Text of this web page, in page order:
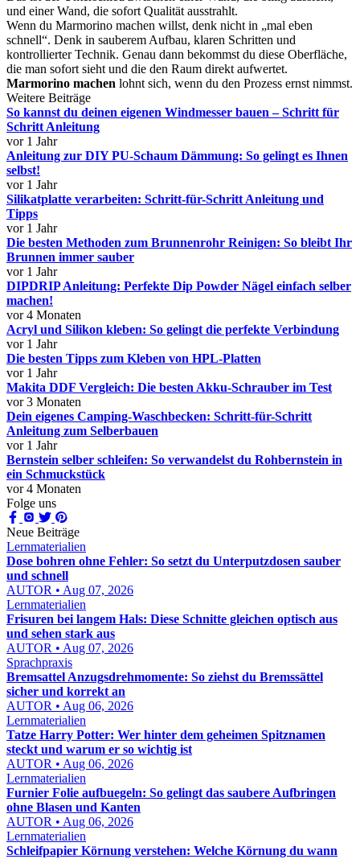
und einer Wand, die sofort Qualität ausstrahlt.
Wenn du Marmorino machen willst, denk nicht in „mal eben
schnell“. Denk in sauberem Aufbau, klaren Schritten und
kontrollierter Technik. Genau dann bekommst du diese Oberfläche,
die man sofort sieht und die den Raum direkt aufwertet.
Marmorino machen lohnt sich, wenn du den Prozess ernst nimmst.
Weitere Beiträge
So kannst du deinen eigenen Windmesser bauen – Schritt für
Schritt Anleitung
vor 1 Jahr
Anleitung zur DIY PU-Schaum Dämmung: So gelingt es Ihnen
selbst!
vor 1 Jahr
Silikatplatte verarbeiten: Schritt-für-Schritt Anleitung und
Tipps
vor 1 Jahr
Die besten Methoden zum Brunnenrohr Reinigen: So bleibt Ihr
Brunnen immer sauber
vor 1 Jahr
DIPDRIP Anleitung: Perfekte Dip Powder Nägel einfach selber
machen!
vor 4 Monaten
Acryl und Silikon kleben: So gelingt die perfekte Verbindung
vor 1 Jahr
Die besten Tipps zum Kleben von HPL-Platten
vor 1 Jahr
Makita DDF Vergleich: Die besten Akku-Schrauber im Test
vor 3 Monaten
Dein eigenes Camping-Waschbecken: Schritt-für-Schritt
Anleitung zum Selberbauen
vor 1 Jahr
Bernstein selber schleifen: So verwandelst du Rohbernstein in
ein Schmuckstück
vor 4 Monaten
Folge uns
Neue Beiträge
Lernmaterialien
Dose bohren ohne Fehler: So setzt du Unterputzdosen sauber
und schnell
AUTOR • Aug 07, 2026
Lernmaterialien
Frisuren bei langem Hals: Diese Schnitte gleichen optisch aus
und sehen stark aus
AUTOR • Aug 07, 2026
Sprachpraxis
Bremsattel Anzugsdrehmomente: So ziehst du Bremssättel
sicher und korrekt an
AUTOR • Aug 06, 2026
Lernmaterialien
Tatze Harry Potter: Wer hinter dem geheimen Spitznamen
steckt und warum er so wichtig ist
AUTOR • Aug 06, 2026
Lernmaterialien
Furnier Folie aufbuegeln: So gelingt das saubere Aufbringen
ohne Blasen und Kanten
AUTOR • Aug 06, 2026
Lernmaterialien
Schleifpapier Körnung verstehen: Welche Körnung du wann